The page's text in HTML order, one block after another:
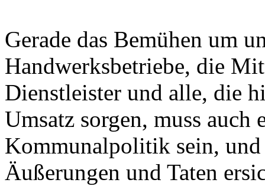
Gerade das Bemühen um
Handwerksbetriebe, die
Dienstleister und alle, die
Umsatz sorgen, muss
Kommunalpolitik sein, und
Äußerungen und Taten